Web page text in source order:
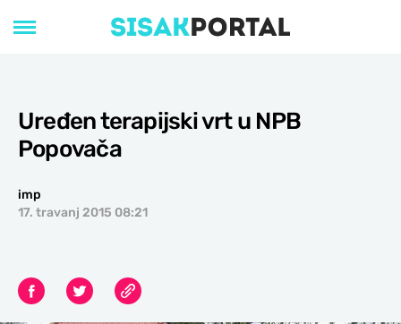
Uređen terapijski vrt u NPB
Popovača
imp
17. travanj 2015 08:21